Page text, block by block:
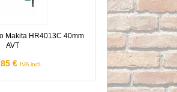
Makita HR4013C 40mm
AVT
€ IVA incl.